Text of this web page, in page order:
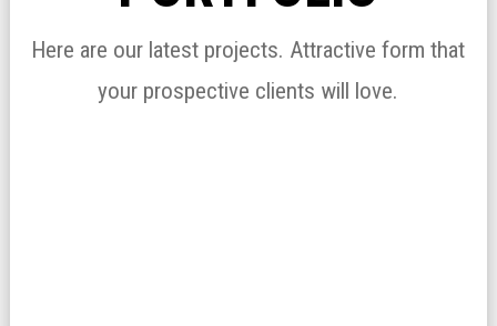
Here are our latest projects. Attractive form that
your prospective clients will love.